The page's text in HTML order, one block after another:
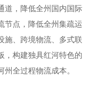
道，降低全州国内国际
节点，降低全州集疏运
施、跨境物流、多式联
，构建独具红河特色的
全过程物流成本。